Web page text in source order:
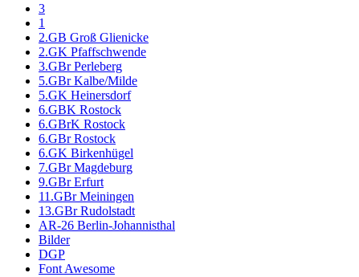
3
1
2.GB Groß Glienicke
2.GK Pfaffschwende
3.GBr Perleberg
5.GBr Kalbe/Milde
5.GK Heinersdorf
6.GBK Rostock
6.GBrK Rostock
6.GBr Rostock
6.GK Birkenhügel
7.GBr Magdeburg
9.GBr Erfurt
11.GBr Meiningen
13.GBr Rudolstadt
AR-26 Berlin-Johannisthal
Bilder
DGP
Font Awesome